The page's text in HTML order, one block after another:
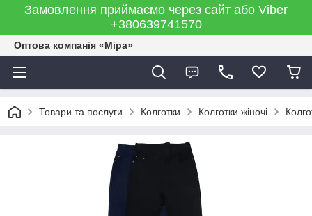
Замовлення приймаємо через сайт або Viber
+380639741570
Оптова компанія «Міра»
Товари та послуги Колготки Колготки жіночі